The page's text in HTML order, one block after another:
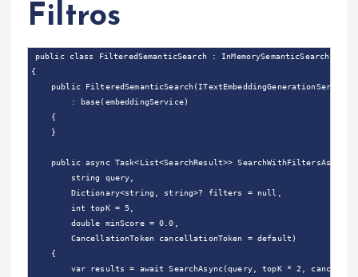
Filtros
public class FilteredSemanticSearch : InMemorySemanticSearch
{
public FilteredSemanticSearch(ITextEmbeddingGenerationService
        : base(embeddingService)
    {
    }
    public async Task<List<SearchResult>> SearchWithFiltersAsync(
        string query,
        Dictionary<string, string>? filters = null,
        int topK = 5,
        double minScore = 0.0,
        CancellationToken cancellationToken = default)
    {
var results = await SearchAsync(query, topK * 2,